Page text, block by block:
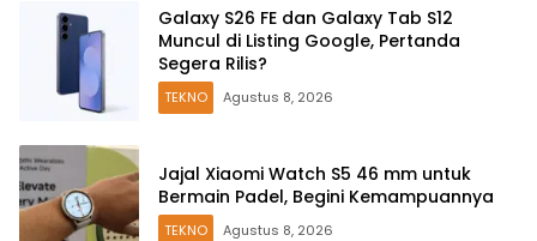
Galaxy S26 FE dan Galaxy Tab S12
Muncul di Listing Google, Pertanda
Segera Rilis?
TEKNO Agustus 8, 2026
Jajal Xiaomi Watch S5 46 mm untuk
Bermain Padel, Begini Kemampuannya
TEKNO Agustus 8, 2026